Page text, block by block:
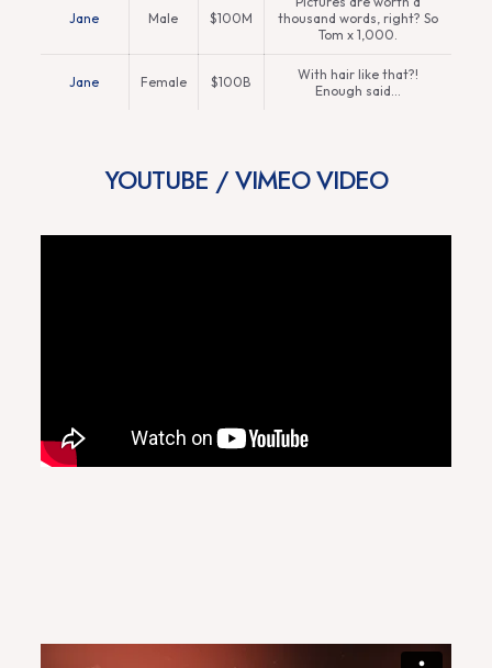
Jane Male $100M
thousand words, right? So
Tom x 1,000.
Jane Female $100B
With hair like that?!
Enough said…
YOUTUBE / VIMEO VIDEO